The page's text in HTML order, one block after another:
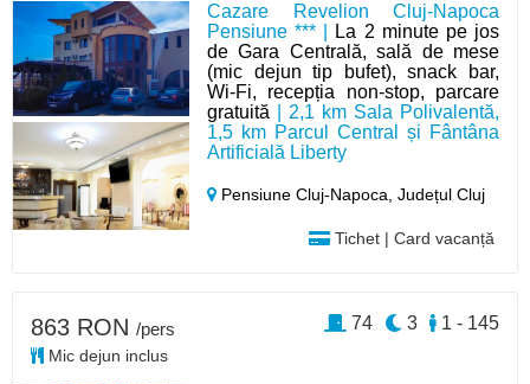
Cazare Revelion Cluj-Napoca
Pensiune *** |
La 2 minute pe jos
de Gara Centrală, sală de mese
(mic dejun tip bufet), snack bar,
Wi-Fi, recepția non-stop, parcare
gratuită | 2,1 km Sala Polivalentă,
1,5 km Parcul Central și Fântâna
Artificială Liberty
Pensiune Cluj-Napoca,Județul Cluj
Tichet | Card vacanță
863 RON /pers
Mic dejun inclus
1 - 145
3
74